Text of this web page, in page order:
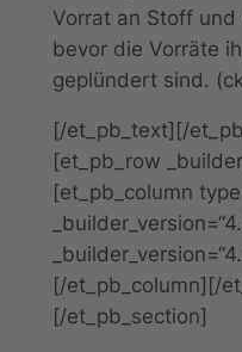
Vorrat an Stoff
bevor die Vorräte
geplündert sind.
[/et_pb_text][/
[et_pb_row
[et_pb_column
[/et_pb_column][/
[/et_pb_section]